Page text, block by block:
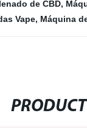
de CBD,
Vape, Máquina